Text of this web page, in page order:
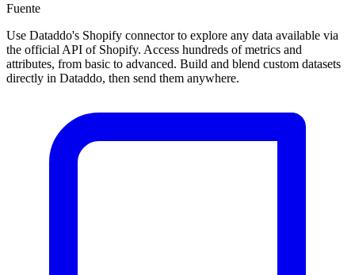
Fuente
Use Dataddo's Shopify connector to explore any data available via
the official API of Shopify. Access hundreds of metrics and
attributes, from basic to advanced. Build and blend custom datasets
directly in Dataddo, then send them anywhere.